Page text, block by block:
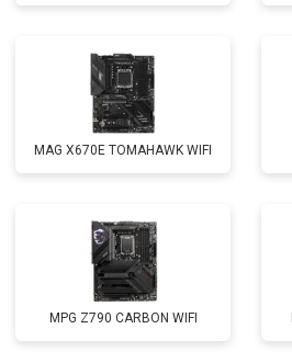
MAG X670E TOMAHAWK WIFI
MPG Z790 CARBON WIFI